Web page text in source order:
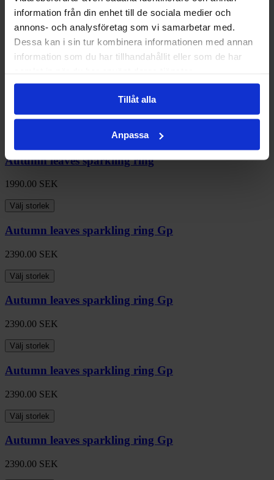
information från din enhet till de sociala medier och
annons- och analysföretag som vi samarbetar med.
Dessa kan i sin tur kombinera informationen med annan
information som du har tillhandahållit eller som de har
Tillåt alla
Anpassa
Autumn leaves sparkling ring
1990.00SEK
1990.00SEK
Autumn leaves sparkling ring
1990.00 SEK
Välj storlek
Autumn leaves sparkling ring Gp
2390.00 SEK
Välj storlek
Autumn leaves sparkling ring Gp
2390.00 SEK
Välj storlek
Autumn leaves sparkling ring Gp
2390.00 SEK
Välj storlek
Autumn leaves sparkling ring Gp
2390.00 SEK